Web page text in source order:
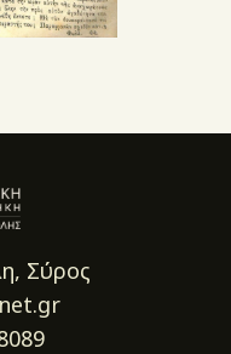
Σύρος